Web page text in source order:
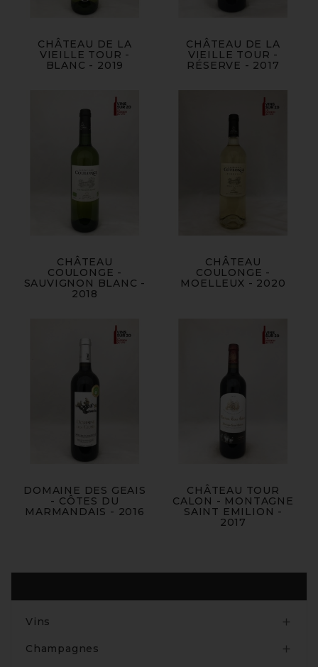
CHÂTEAU DE LA
VIEILLE TOUR -
BLANC - 2019
CHÂTEAU DE LA
VIEILLE TOUR -
RÉSERVE - 2017
CHÂTEAU
COULONGE -
SAUVIGNON BLANC -
2018
CHÂTEAU
COULONGE -
MOELLEUX - 2020
DOMAINE DES GEAIS
- CÔTES DU
MARMANDAIS - 2016
CHÂTEAU TOUR
CALON - MONTAGNE
SAINT EMILION -
2017
Vins 
Champagnes 